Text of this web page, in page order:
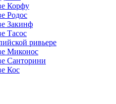
Корфу
Родос
Закинф
Тасос
ривьере
Миконос
Санторини
Кос